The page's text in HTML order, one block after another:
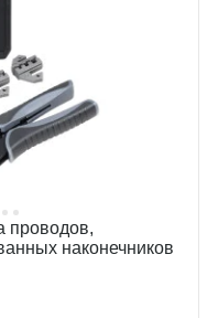
проводов,
наконечников